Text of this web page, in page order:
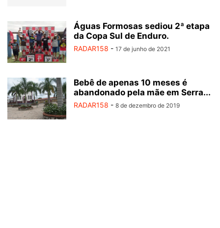
Águas Formosas sediou 2ª etapa
da Copa Sul de Enduro.
RADAR158 - 17 de junho de 2021
Bebê de apenas 10 meses é
abandonado pela mãe em Serra...
RADAR158 - 8 de dezembro de 2019